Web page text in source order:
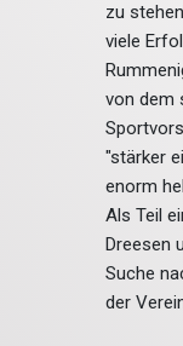
zu
viele
von dem
"stärker
enorm
Als Teil
Dreesen
Suche
der